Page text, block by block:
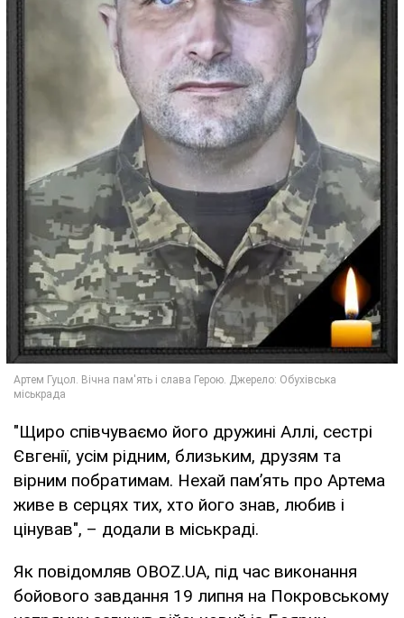
"Щиро співчуваємо його дружині Аллі, сестрі
Євгенії, усім рідним, близьким, друзям та
вірним побратимам. Нехай пам’ять про Артема
живе в серцях тих, хто його знав, любив і
цінував", – додали в міськраді.
Як повідомляв OBOZ.UA, під час виконання
бойового завдання 19 липня на Покровському